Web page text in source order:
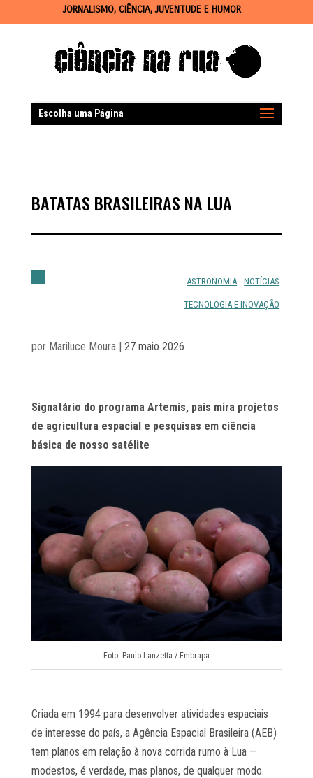
JORNALISMO, CIÊNCIA, JUVENTUDE E HUMOR
Escolha uma Página
BATATAS BRASILEIRAS NA LUA
ASTRONOMIA NOTÍCIAS
TECNOLOGIA E INOVAÇÃO
por Mariluce Moura| 27 maio 2026
Signatário do programa Artemis, país mira projetos
de agricultura espacial e pesquisas em ciência
básica de nosso satélite
Foto: Paulo Lanzetta / Embrapa
Criada em 1994 para desenvolver atividades espaciais
de interesse do país, a Agência Espacial Brasileira (AEB)
tem planos em relação à nova corrida rumo à Lua —
modestos, é verdade, mas planos, de qualquer modo.